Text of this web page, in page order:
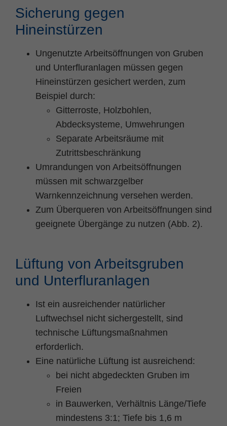
Sicherung gegen
Hineinstürzen
Ungenutzte Arbeitsöffnungen von Gruben
und Unterfluranlagen müssen gegen
Hineinstürzen gesichert werden, zum
Beispiel durch:
Gitterroste, Holzbohlen,
Abdecksysteme, Umwehrungen
Separate Arbeitsräume mit
Zutrittsbeschränkung
Umrandungen von Arbeitsöffnungen
müssen mit schwarzgelber
Warnkennzeichnung versehen werden.
Zum Überqueren von Arbeitsöffnungen sind
geeignete Übergänge zu nutzen (Abb. 2).
Lüftung von Arbeitsgruben
und Unterfluranlagen
Ist ein ausreichender natürlicher
Luftwechsel nicht sichergestellt, sind
technische Lüftungsmaßnahmen
erforderlich.
Eine natürliche Lüftung ist ausreichend:
bei nicht abgedeckten Gruben im
Freien
in Bauwerken, Verhältnis Länge/Tiefe
mindestens 3:1; Tiefe bis 1,6 m